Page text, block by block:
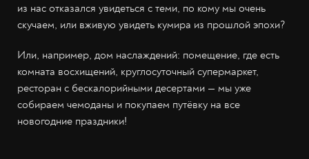
из нас отказался увидеться с теми, по кому мы очень
скучаем, или вживую увидеть кумира из прошлой эпохи?
Или, например, дом наслаждений: помещение, где есть
комната восхищений, круглосуточный супермаркет,
ресторан с бескалорийными десертами — мы уже
собираем чемоданы и покупаем путёвку на все
новогодние праздники!